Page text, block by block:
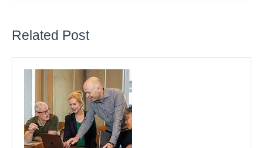
Related Post